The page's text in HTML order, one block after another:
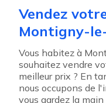
Vendez
Montigny-
Vous habitez à
souhaitez vendre
meilleur prix ? En
nous occupons de
vous gardez la